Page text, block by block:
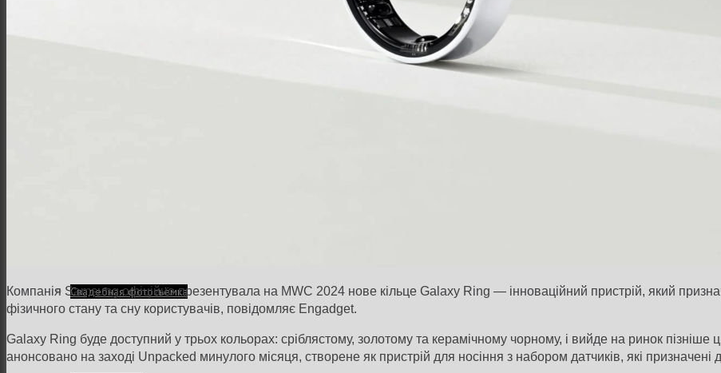
Свадебная фотосъёмка
Компанія Samsung офіційно презентувала на MWC 2024 нове кільце Galaxy Ring — інноваційний пристрій, який
фізичного стану та сну користувачів, повідомляє Engadget.
Galaxy Ring буде доступний у трьох кольорах: сріблястому, золотому та керамічному чорному, і вийде на ринок пізніше
анонсовано на заході Unpacked минулого місяця, створене як пристрій для носіння з набором датчиків, які призначені